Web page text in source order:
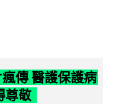
傳 醫護保護病
尊敬